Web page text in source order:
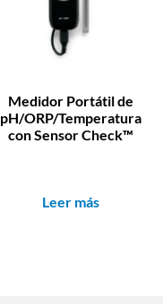
Medidor Portátil de
pH/ORP/Temperatura
con Sensor Check™
Leer más